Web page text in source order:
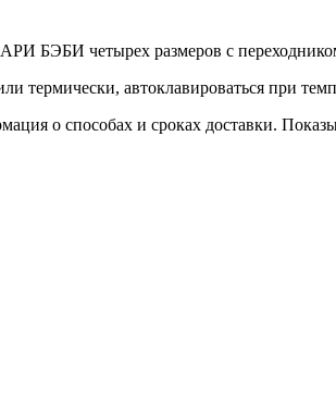
БЭБИ четырех размеров с
автоклавироваться при
о способах и сроках доставки.